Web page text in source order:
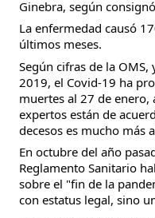
Ginebra, según
La enfermedad causó
últimos meses.
Según cifras de la
2019, el Covid-19 ha
muertes al 27 de
expertos están de
decesos es mucho más
En octubre del año
Reglamento Sanitario
sobre el "fin de la
con estatus legal, sino